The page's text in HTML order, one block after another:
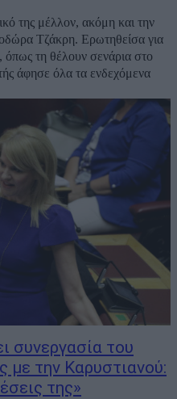
της μέλλον, ακόμη και την
Τζάκρη. Ερωτηθείσα για
τη θέλουν σενάρια στο
άφησε όλα τα ενδεχόμενα
συνεργασία του
με την Καρυστιανού:
της»